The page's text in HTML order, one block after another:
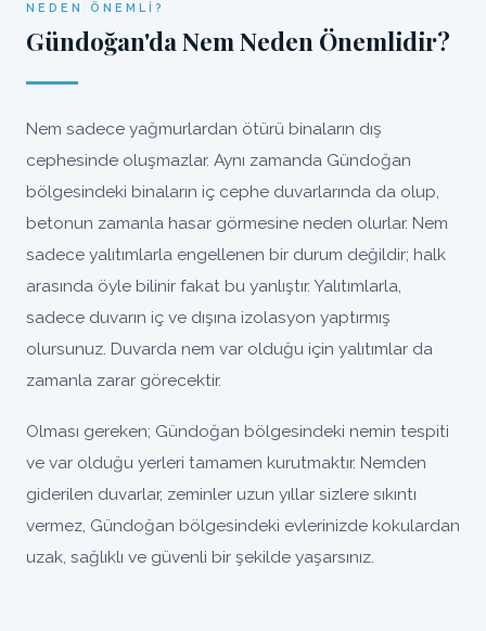
NEDEN ÖNEMLI?
Gündoğan'da Nem Neden Önemlidir?
Nem sadece yağmurlardan ötürü binaların dış
cephesinde oluşmazlar. Aynı zamanda Gündoğan
bölgesindeki binaların iç cephe duvarlarında da olup,
betonun zamanla hasar görmesine neden olurlar. Nem
sadece yalıtımlarla engellenen bir durum değildir; halk
arasında öyle bilinir fakat bu yanlıştır. Yalıtımlarla,
sadece duvarın iç ve dışına izolasyon yaptırmış
olursunuz. Duvarda nem var olduğu için yalıtımlar da
zamanla zarar görecektir.
Olması gereken; Gündoğan bölgesindeki nemin tespiti
ve var olduğu yerleri tamamen kurutmaktır. Nemden
giderilen duvarlar, zeminler uzun yıllar sizlere sıkıntı
vermez, Gündoğan bölgesindeki evlerinizde kokulardan
uzak, sağlıklı ve güvenli bir şekilde yaşarsınız.